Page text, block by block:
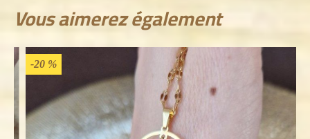
Vous aimerez également
-20 %